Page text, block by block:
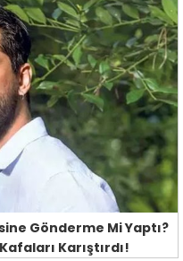
Gönderme Mi Yaptı?
Karıştırdı!